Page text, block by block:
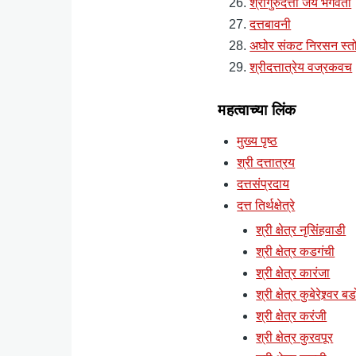
दत्तबावनी
अघोर संकट निरसन
श्रीदत्तात्रेय वज्रकवच
महत्वाच्या लिंक
मुख्य पृष्ठ
श्री दत्तात्रय
दत्तसंप्रदाय
दत्त तिर्थक्षेत्रे
श्री क्षेत्र नृसिंहवाडी
श्री क्षेत्र कडगंची
श्री क्षेत्र कारंजा
श्री क्षेत्र कुबेरेश्र्वर
श्री क्षेत्र करंजी
श्री क्षेत्र कुरवपूर